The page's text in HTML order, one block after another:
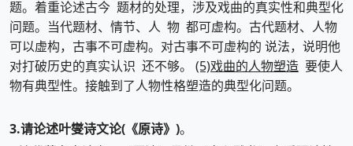
题。着重论述古今 题材的处理，涉及戏曲的真实性和典型化
问题。当代题材、情节、人 物 都可虚构。古代题材、人物
可以虚构，古事不可虚构。对古事不可虚构的 说法，说明他
对打破历史的真实认识 还不够。 (5)戏曲的人物塑造 要使人
物有典型性。接触到了人物性格塑造的典型化问题。
3.请论述叶燮诗文论(《原诗》)。